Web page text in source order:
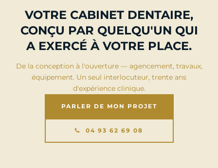
VOTRE CABINET DENTAIRE,
CONÇU PAR QUELQU'UN QUI
A EXERCÉ À VOTRE PLACE.
De la conception à l'ouverture — agencement, travaux,
équipement. Un seul interlocuteur, trente ans
d'expérience clinique.
PARLER DE MON PROJET
04 93 62 69 08